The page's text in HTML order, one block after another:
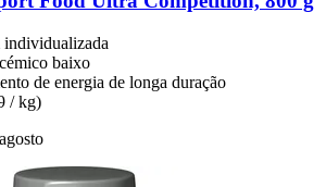
individualizada
baixo
de energia de longa duração
/ kg)